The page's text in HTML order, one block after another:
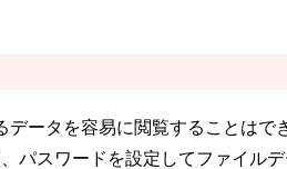
ータを容易に閲覧することは
スワードを設定してファイル